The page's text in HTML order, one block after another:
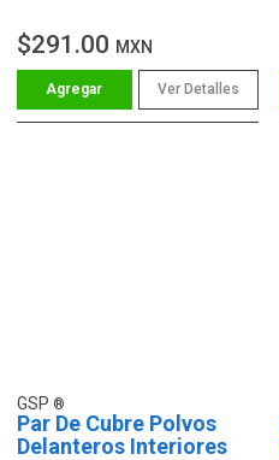
$291.00 MXN
Ver Detalles
GSP
Par De Cubre Polvos
Delanteros Interiores